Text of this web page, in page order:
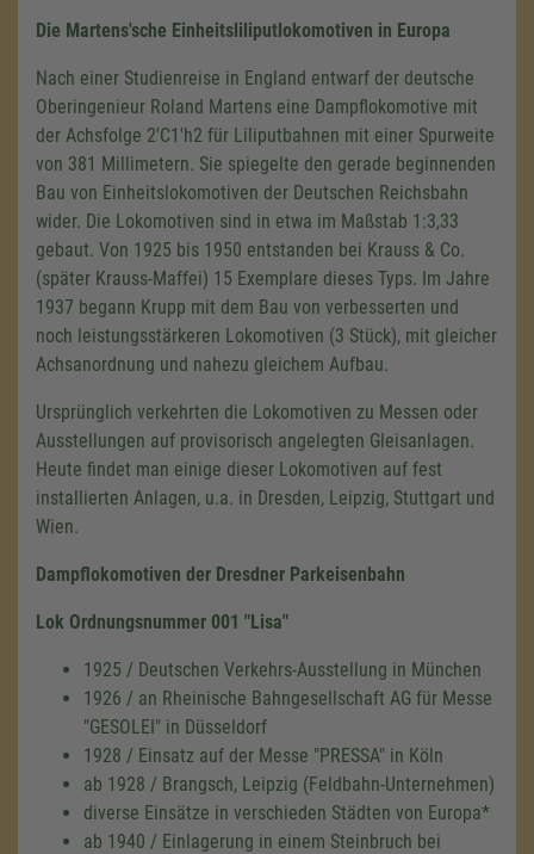
Die Martens'sche Einheitsliliputlokomotiven in Europa
Nach einer Studienreise in England entwarf der deutsche
Oberingenieur Roland Martens eine Dampflokomotive mit
der Achsfolge 2'C1'h2 für Liliputbahnen mit einer Spurweite
von 381 Millimetern. Sie spiegelte den gerade beginnenden
Bau von Einheitslokomotiven der Deutschen Reichsbahn
wider. Die Lokomotiven sind in etwa im Maßstab 1:3,33
gebaut. Von 1925 bis 1950 entstanden bei Krauss & Co.
(später Krauss-Maffei) 15 Exemplare dieses Typs. Im Jahre
1937 begann Krupp mit dem Bau von verbesserten und
noch leistungsstärkeren Lokomotiven (3 Stück), mit gleicher
Achsanordnung und nahezu gleichem Aufbau.
Ursprünglich verkehrten die Lokomotiven zu Messen oder
Ausstellungen auf provisorisch angelegten Gleisanlagen.
Heute findet man einige dieser Lokomotiven auf fest
installierten Anlagen, u.a. in Dresden, Leipzig, Stuttgart und
Wien.
Dampflokomotiven der Dresdner Parkeisenbahn
Lok Ordnungsnummer 001 "Lisa"
1925 / Deutschen Verkehrs-Ausstellung in München
1926 / an Rheinische Bahngesellschaft AG für Messe
"GESOLEI" in Düsseldorf
1928 / Einsatz auf der Messe "PRESSA" in Köln
ab 1928 / Brangsch, Leipzig (Feldbahn-Unternehmen)
diverse Einsätze in verschieden Städten von Europa*
ab 1940 / Einlagerung in einem Steinbruch bei